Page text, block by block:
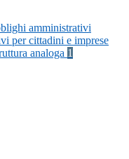
amministrativi
per cittadini e imprese
analoga 1